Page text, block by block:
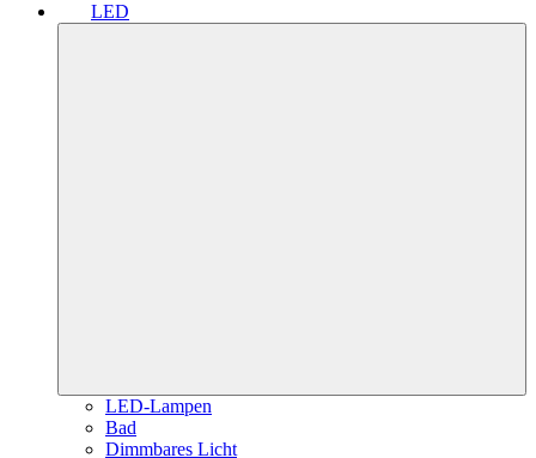
LED
LED-Lampen
Bad
Dimmbares Licht